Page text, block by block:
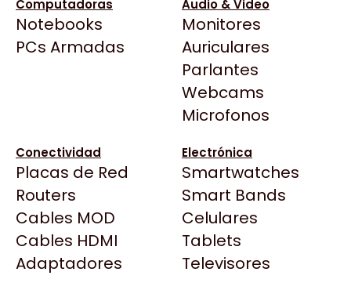
Computadoras
Notebooks
PCs Armadas
Audio & Video
Monitores
Auriculares
Parlantes
Webcams
Microfonos
Conectividad
Placas de Red
Routers
Cables MOD
Cables HDMI
Adaptadores
Electrónica
Smartwatches
Smart Bands
Celulares
Tablets
Televisores
BenQ
CX
Cooler Master
Deepcool
Dell
EVGA
Gamemax
Genesis
Genius
Todas las Tiendas
Click Gaming
Compufan Store
Dinobyte
Full H4rd
Gaming City
Gezatek
Ver producto en la página de Max Tecno